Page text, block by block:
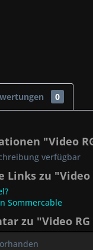
0
"Video
verfügbar
zu "Video
Sommercable
zu "Video RG